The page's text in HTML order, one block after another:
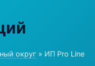
округ » ИП Pro Line